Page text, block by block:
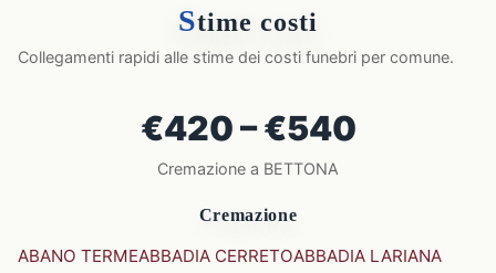
Stime costi
Collegamenti rapidi alle stime dei costi funebri per comune.
€420 – €540
Cremazione a BETTONA
Cremazione
ABANO TERMEABBADIA CERRETOABBADIA LARIANA